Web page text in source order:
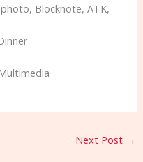
Blocknote, ATK,
Next Post →